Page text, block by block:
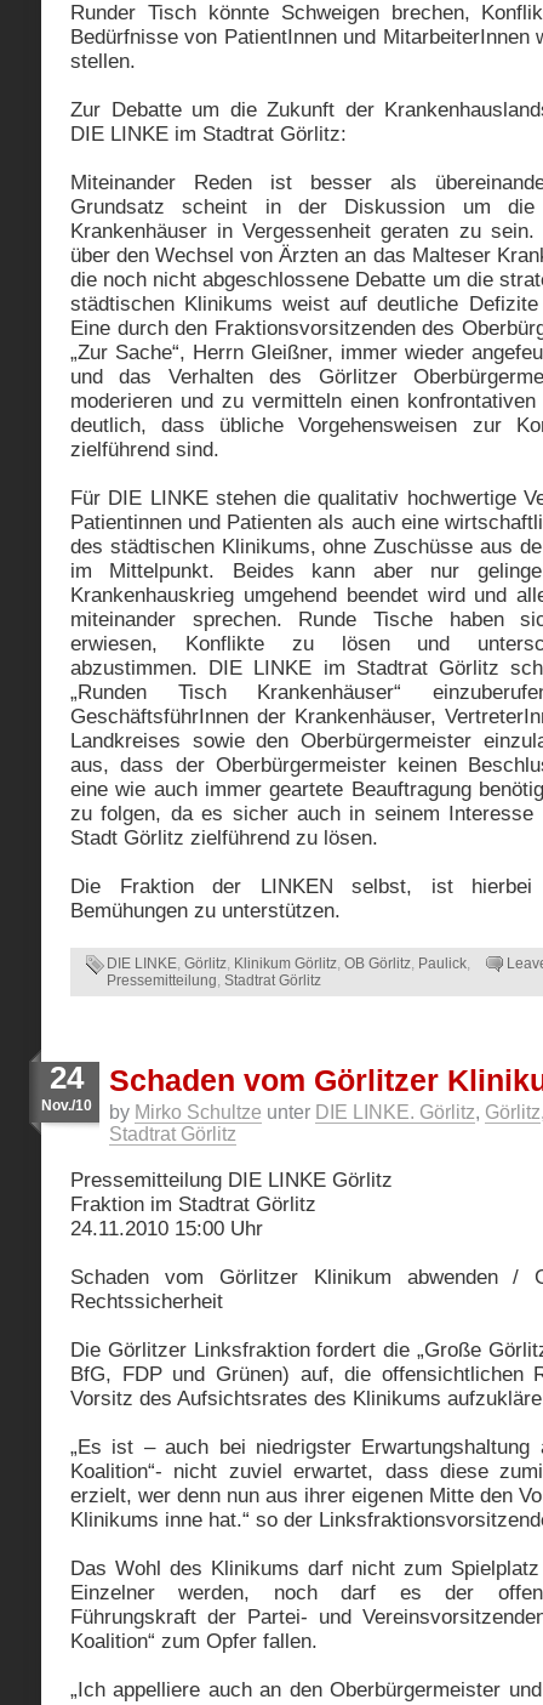
Runder Tisch könnte Schweigen brechen,
Bedürfnisse von PatientInnen und MitarbeiterInnen
stellen.
Zur Debatte um die Zukunft der
DIE LINKE im Stadtrat Görlitz:
Miteinander Reden ist besser als
Grundsatz scheint in der Diskussion um
Krankenhäuser in Vergessenheit geraten zu
über den Wechsel von Ärzten an das Malteser
die noch nicht abgeschlossene Debatte um die
städtischen Klinikums weist auf deutliche
Eine durch den Fraktionsvorsitzenden des
„Zur Sache“, Herrn Gleißner, immer wieder
und das Verhalten des Görlitzer
moderieren und zu vermitteln einen
deutlich, dass übliche Vorgehensweisen zur
zielführend sind.
Für DIE LINKE stehen die qualitativ hochwertige
Patientinnen und Patienten als auch eine
des städtischen Klinikums, ohne Zuschüsse aus
im Mittelpunkt. Beides kann aber nur
Krankenhauskrieg umgehend beendet wird und
miteinander sprechen. Runde Tische haben
erwiesen, Konflikte zu lösen und
abzustimmen. DIE LINKE im Stadtrat Görlitz
„Runden Tisch Krankenhäuser“
GeschäftsführInnen der Krankenhäuser,
Landkreises sowie den Oberbürgermeister
aus, dass der Oberbürgermeister keinen
eine wie auch immer geartete Beauftragung
zu folgen, da es sicher auch in seinem
Stadt Görlitz zielführend zu lösen.
Die Fraktion der LINKEN selbst, ist hierbei
Bemühungen zu unterstützen.
DIE LINKE, Görlitz, Klinikum Görlitz, OB Görlitz, Paulick,
Pressemitteilung, Stadtrat Görlitz
24
Nov./10
Schaden vom Görlitzer
by Mirko Schultze unter DIE LINKE. Görlitz, Görlitz
Stadtrat Görlitz
Pressemitteilung DIE LINKE Görlitz
Fraktion im Stadtrat Görlitz
24.11.2010 15:00 Uhr
Schaden vom Görlitzer Klinikum abwenden /
Rechtssicherheit
Die Görlitzer Linksfraktion fordert die „Große
BfG, FDP und Grünen) auf, die offensichtlichen
Vorsitz des Aufsichtsrates des Klinikums
„Es ist – auch bei niedrigster Erwartungshaltung
Koalition“- nicht zuviel erwartet, dass diese
erzielt, wer denn nun aus ihrer eigenen Mitte den
Klinikums inne hat.“ so der
Das Wohl des Klinikums darf nicht zum
Einzelner werden, noch darf es der
Führungskraft der Partei- und
Koalition“ zum Opfer fallen.
„Ich appelliere auch an den Oberbürgermeister